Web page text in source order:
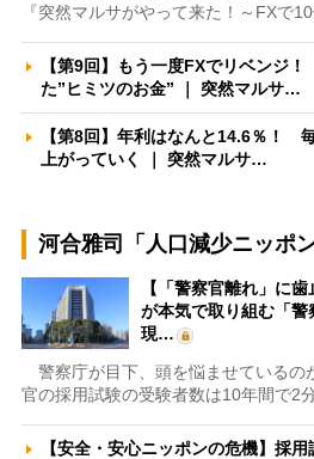
『突然マルサがやって来た！～FXで
【第9回】もう一度FXでリベンジ
た”ヒミツのお金” ｜ 突然マルサ…
【第8回】年利はなんと14.6％！
上がっていく ｜ 突然マルサ…
河合雅司「人口減少ニッポ
【「警察官離れ」に
が本気で取り組む「
現…
警察庁が目下、頭を悩ませているの
官の採用試験の受験者数は10年間で2
【安全・安心ニッポンの危機】採